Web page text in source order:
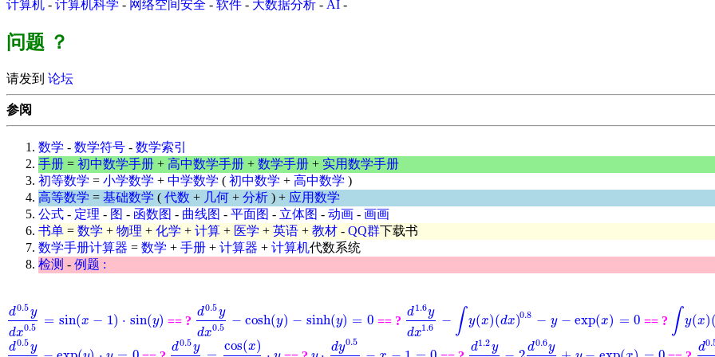
计算机 - 计算机科学 - 网络空间安全 - 软件 - 大数据分析 - AI -
问题 ？
请发到 论坛
参阅
数学 - 数学符号 - 数学索引
手册 = 初中数学手册 + 高中数学手册 + 数学手册 + 实用数学手册
初等数学 = 小学数学 + 中学数学 ( 初中数学 + 高中数学 )
高等数学 = 基础数学 ( 代数 + 几何 + 分析 ) + 应用数学
公式 - 定理 - 图 - 函数图 - 曲线图 - 平面图 - 立体图 - 动画 - 画画
书单 = 数学 + 物理 + 化学 + 计算 + 医学 + 英语 + 教材 - QQ群下载书
数学手册计算器 = 数学 + 手册 + 计算器 + 计算机代数系统
检测 - 例题 :
d0.5y
dx0.5 = sin(x − 1) ⋅ sin(y)
d0.5yd x0.5=sin( x-1 )⋅sin (y) == ?
d0.5y
dx0.5 − cosh(y) − sinh(y) = 0
d0.5yd x0.5-cosh(y )-sinh(y)=0 == ?
d1.6y
dx1.6 − ∫ y(x)(dx)0.8 − y − exp(x) = 0
d1.6yd x1.6- ∫y(x)(dx)0.8-y -exp (x) =0 == ? ∫ y(x)(
y x)(dx)
d0.5y d0.5y cos(x) dy0.5 d1.2y d0.6y d